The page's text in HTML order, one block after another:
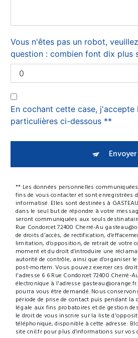
Vous n'êtes pas un robot,
question : combien font dix plus
En cochant cette case, j'accepte
particulières ci-dessous **
Envoyer
** Les données personnelles
fins de vous contacter et sont enregistrées
informatisé. Elles sont destinées à
dans le seul but de répondre à votre
seront communiquées aux seuls
Rue Condorcet 72400 Cherré-Au
de droits d’accès, de rectification,
limitation, d’opposition, de retrait de votre
moment et du droit d’introduire une
autorité de contrôle, ainsi que d’organiser
post-mortem. Vous pouvez exercer ces
l'adresse 6 6 Rue Condorcet 72400 Cherré-
électronique à l'adresse
pourra vous être demandé. Nous
période de prise de contact puis pendant la
légale aux fins probatoires et de gestion
le droit de vous inscrire sur la liste
téléphonique, disponible à cette adresse:
site cnil.fr pour plus d’informations sur vos